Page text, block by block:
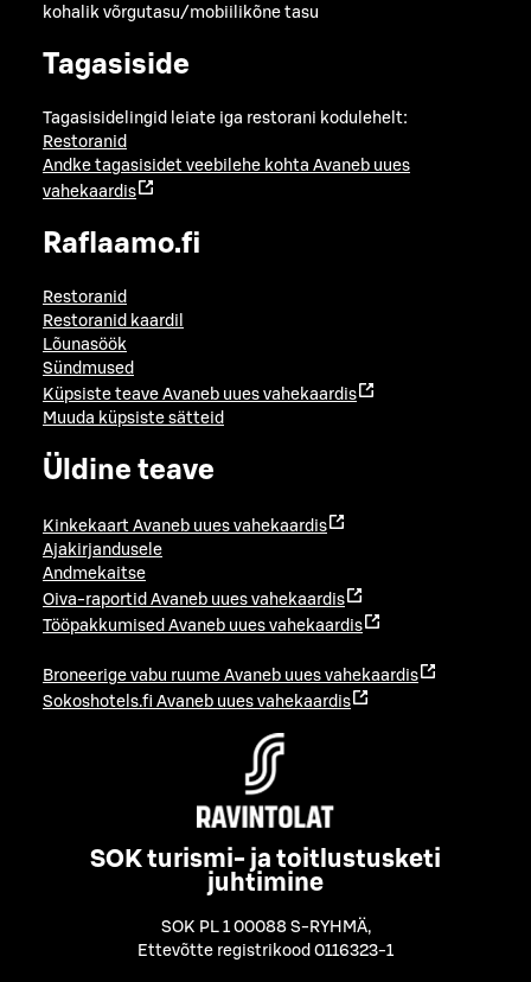
kohalik võrgutasu/mobiilikõne tasu
Tagasiside
Tagasisidelingid leiate iga restorani kodulehelt:
Restoranid
Andke tagasisidet veebilehe kohta Avaneb uues
vahekaardis
Raflaamo.fi
Restoranid
Restoranid kaardil
Lõunasöök
Sündmused
Küpsiste teave Avaneb uues vahekaardis
Muuda küpsiste sätteid
Üldine teave
Kinkekaart Avaneb uues vahekaardis
Ajakirjandusele
Andmekaitse
Oiva-raportid Avaneb uues vahekaardis
Tööpakkumised Avaneb uues vahekaardis
Broneerige vabu ruume Avaneb uues vahekaardis
Sokoshotels.fi Avaneb uues vahekaardis
SOK turismi- ja toitlustusketi
juhtimine
SOK PL 1 00088 S-RYHMÄ,
Ettevõtte registrikood 0116323-1